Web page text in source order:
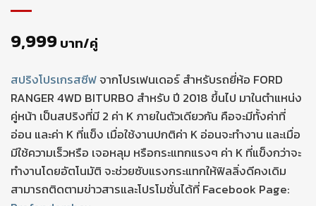
9,999 บาท/คู่
สปริงโปรเกรสซีฟจากโปรเฟนเดอร์ สำหรับรถยี่ห้อ FORD
RANGER 4WD BITURBO สำหรับ ปี 2018 ขึ้นไป มาในตำแหน่ง
คู่หน้า เป็นสปริงที่มี 2 ค่า K ภายในตัวเดียวกัน คือจะมีทั้งค่าที่
อ่อน และค่า K ที่แข็ง เมื่อใช้งานปกติค่า K อ่อนจะทำงาน และเมื่อ
มีใช้ความเร็วหรือ เจอหลุม หรือกระแทกแรงๆ ค่า K ที่แข็งกว่าจะ
ทำงานโดยอัตโนมัติ จะช่วยซับแรงกระแทกให้ฟิลลิ่งดีคงเดิม
สามารถติดตามข่าวสารและโปรโมชั่นได้ที่ Facebook Page: